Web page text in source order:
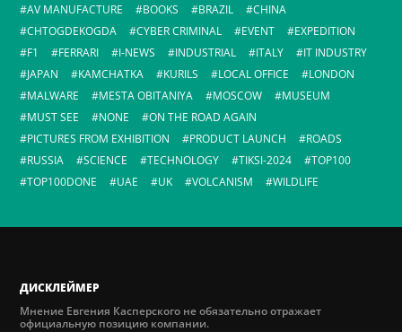
AV MANUFACTURE
BOOKS BRAZIL
CHINA
CHTOGDEKOGDA
CYBER CRIMINAL EVENT
EXPEDITION
F1
FERRARI I-NEWS INDUSTRIAL ITALY
IT INDUSTRY
JAPAN
KAMCHATKA KURILS LOCAL OFFICE
LONDON
MALWARE
MESTA OBITANIYA MOSCOW
MUSEUM
MUST SEE
NONE
ON THE ROAD AGAIN
PICTURES FROM EXHIBITION
PRODUCT LAUNCH
ROADS
RUSSIA
SCIENCE TECHNOLOGY TIKSI-2024
TOP100
TOP100DONE
UAE UK VOLCANISM WILDLIFE
ДИСКЛЕЙМЕР
Мнение Евгения Касперского не обязательно отражает
официальную позицию компании.